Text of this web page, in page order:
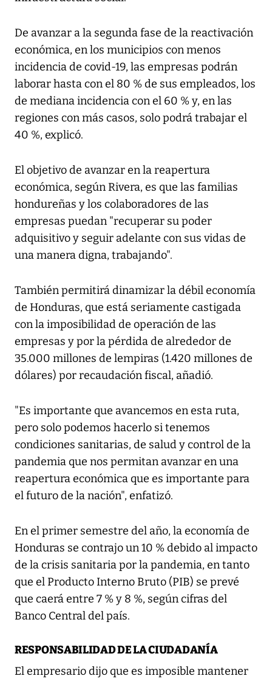
De avanzar a la segunda fase de la reactivación
económica, en los municipios con menos
incidencia de covid-19, las empresas podrán
laborar hasta con el 80 % de sus empleados, los
de mediana incidencia con el 60 % y, en las
regiones con más casos, solo podrá trabajar el
40 %, explicó.
El objetivo de avanzar en la reapertura
económica, según Rivera, es que las familias
hondureñas y los colaboradores de las
empresas puedan "recuperar su poder
adquisitivo y seguir adelante con sus vidas de
una manera digna, trabajando".
También permitirá dinamizar la débil economía
de Honduras, que está seriamente castigada
con la imposibilidad de operación de las
empresas y por la pérdida de alrededor de
35.000 millones de lempiras (1.420 millones de
dólares) por recaudación fiscal, añadió.
"Es importante que avancemos en esta ruta,
pero solo podemos hacerlo si tenemos
condiciones sanitarias, de salud y control de la
pandemia que nos permitan avanzar en una
reapertura económica que es importante para
el futuro de la nación", enfatizó.
En el primer semestre del año, la economía de
Honduras se contrajo un 10 % debido al impacto
de la crisis sanitaria por la pandemia, en tanto
que el Producto Interno Bruto (PIB) se prevé
que caerá entre 7 % y 8 %, según cifras del
Banco Central del país.
RESPONSABILIDAD DE LA CIUDADANÍA
El empresario dijo que es imposible mantener